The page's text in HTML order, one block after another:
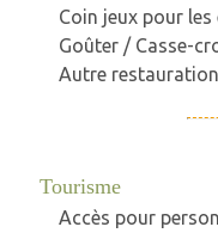
Coin jeux pour
Goûter / Casse-
Autre
Tourisme
Accès pour